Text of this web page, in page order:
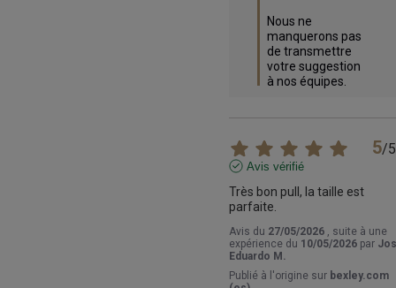
Nous ne
manquerons pas
de transmettre
votre suggestion
à nos équipes.
5/5
Avis vérifié
Très bon pull, la taille est
parfaite.
Avis du 27/05/2026 , suite à une
expérience du 10/05/2026 par
Eduardo M.
Publié à l'origine sur bexley.com